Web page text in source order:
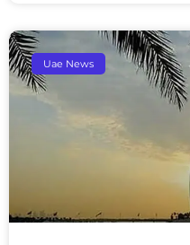
Uae News